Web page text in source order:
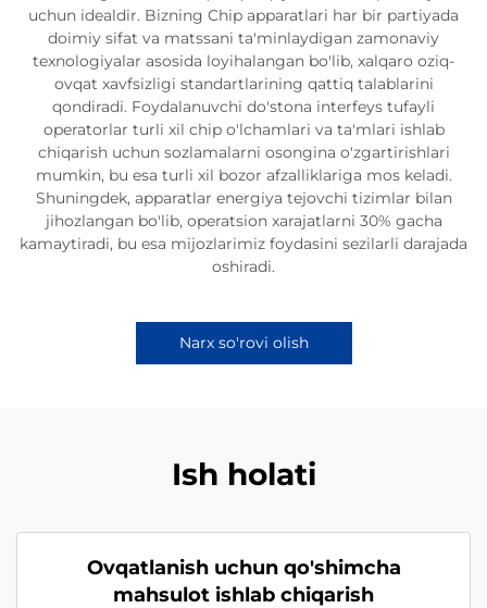
uchun idealdir. Bizning Chip apparatlari har bir partiyada
doimiy sifat va matssani ta'minlaydigan zamonaviy
texnologiyalar asosida loyihalangan bo'lib, xalqaro oziq-
ovqat xavfsizligi standartlarining qattiq talablarini
qondiradi. Foydalanuvchi do'stona interfeys tufayli
operatorlar turli xil chip o'lchamlari va ta'mlari ishlab
chiqarish uchun sozlamalarni osongina o'zgartirishlari
mumkin, bu esa turli xil bozor afzalliklariga mos keladi.
Shuningdek, apparatlar energiya tejovchi tizimlar bilan
jihozlangan bo'lib, operatsion xarajatlarni 30% gacha
kamaytiradi, bu esa mijozlarimiz foydasini sezilarli darajada
oshiradi.
Narx so'rovi olish
Ish holati
Ovqatlanish uchun qo'shimcha
mahsulot ishlab chiqarish